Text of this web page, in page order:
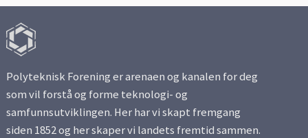
Polyteknisk Forening er arenaen og kanalen for deg
som vil forstå og forme teknologi- og
samfunnsutviklingen. Her har vi skapt fremgang
siden 1852 og her skaper vi landets fremtid sammen.